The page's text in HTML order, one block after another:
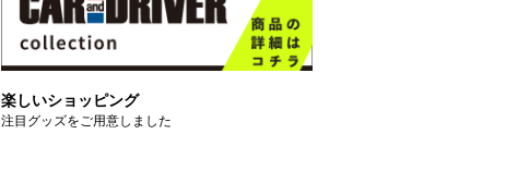
楽しいショッピング
注目グッズをご用意しました